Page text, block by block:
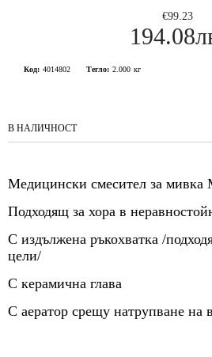
€99.23
Код: 4014802 Тегло: 2.000 кг
В НАЛИЧНОСТ
Медицински смесител за мивка
Подходящ за хора в
С издължена ръкохватка /
цели/
С керамична глава
С аератор срещу натрупване на